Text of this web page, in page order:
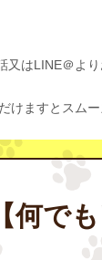
はLINE＠より
けますとスムー
【何で